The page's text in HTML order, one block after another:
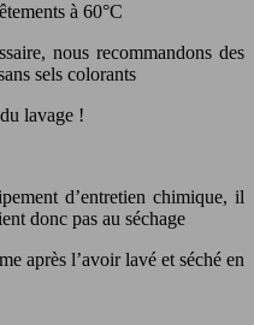
à 60°C
nous recommandons des
sels colorants
lavage !
d’entretien chimique, il
donc pas au séchage
après l’avoir lavé et séché en